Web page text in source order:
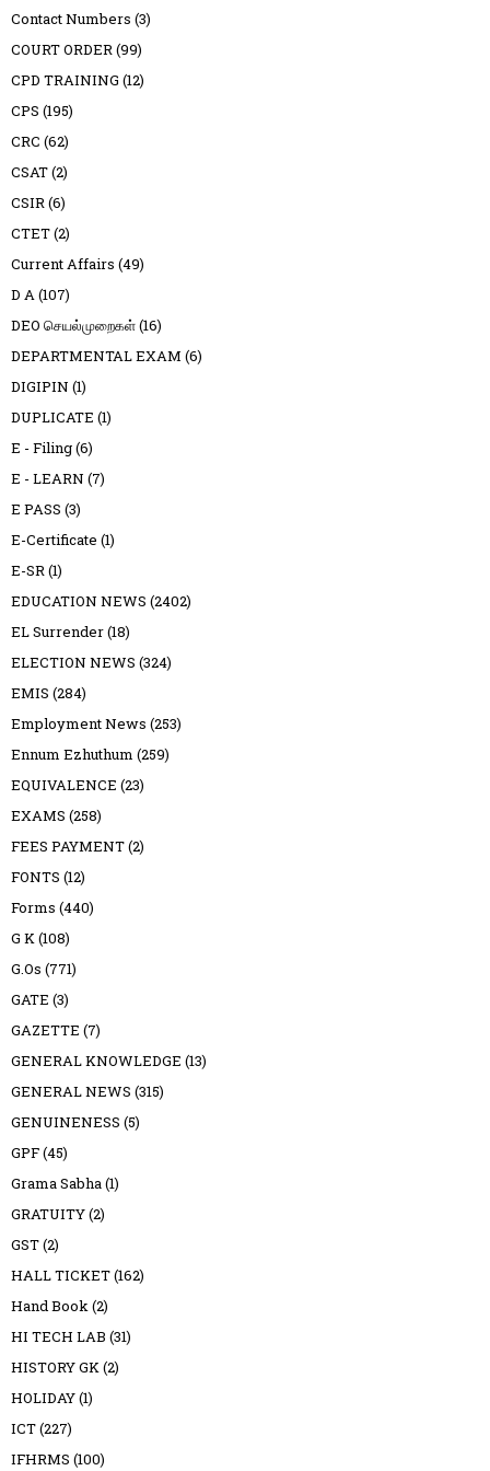
Contact Numbers (3)
COURT ORDER(99)
CPD TRAINING (12)
CPS (195)
CRC (62)
CSAT(2)
CSIR(6)
CTET(2)
Current Affairs (49)
D A(107)
DEO செயல்முறைகள்(16)
DEPARTMENTAL EXAM (6)
DIGIPIN (1)
DUPLICATE (1)
E - Filing(6)
E - LEARN (7)
E PASS (3)
E-Certificate (1)
E-SR(1)
EDUCATION NEWS (2402)
EL Surrender(18)
ELECTION NEWS (324)
EMIS (284)
Employment News (253)
Ennum Ezhuthum (259)
EQUIVALENCE (23)
EXAMS (258)
FEES PAYMENT(2)
FONTS (12)
Forms (440)
G K(108)
G.Os (771)
GATE (3)
GAZETTE (7)
GENERAL KNOWLEDGE (13)
GENERAL NEWS (315)
GENUINENESS (5)
GPF(45)
Grama Sabha(1)
GRATUITY(2)
GST(2)
HALL TICKET(162)
Hand Book(2)
HI TECH LAB (31)
HISTORY GK(2)
HOLIDAY(1)
ICT(227)
IFHRMS (100)